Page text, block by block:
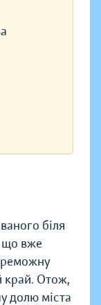
біля
що вже
край. Отож,
долю міста